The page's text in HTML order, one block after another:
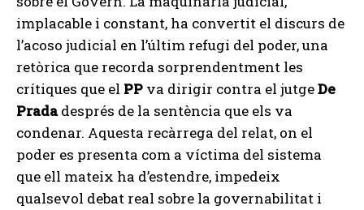
implacable i constant, ha convertit el discurs de
l’acoso judicial en l’últim refugi del poder, una
retòrica que recorda sorprendentment les
crítiques que el PP va dirigir contra el jutgeDe
Pradadesprés de la sentència que els va
condenar. Aquesta recàrrega del relat, on el
poder es presenta com a víctima del sistema
que ell mateix ha d’estendre, impedeix
qualsevol debat real sobre la governabilitat i